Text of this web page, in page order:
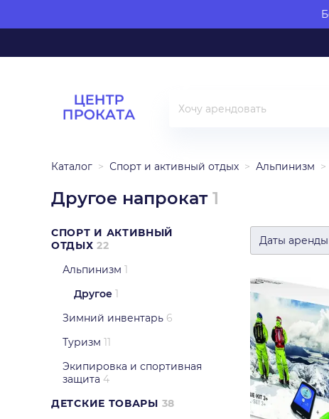
Каталог Спорт и активный отдых Альпинизм
Другое напрокат 1
СПОРТ И АКТИВНЫЙ
ОТДЫХ 22
Альпинизм 1
Другое 1
Зимний инвентарь 6
Туризм 11
Экипировка и спортивная
защита 4
ДЕТСКИЕ ТОВАРЫ 38
Даты аренды